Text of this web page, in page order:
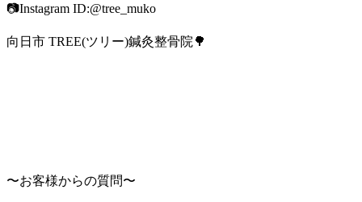
📷Instagram ID:@tree_muko
向日市 TREE(ツリー)鍼灸整骨院🌳
〜お客様からの質問〜